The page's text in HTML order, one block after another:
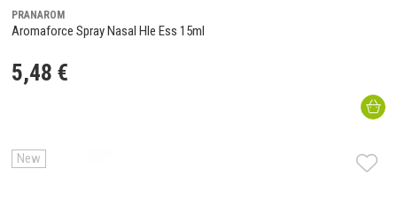
PRANAROM
Aromaforce Spray Nasal Hle Ess 15ml
5,48 €
New